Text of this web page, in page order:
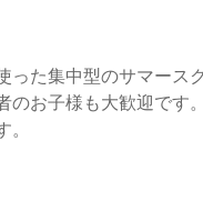
った集中型のサマー
のお子様も大歓迎です